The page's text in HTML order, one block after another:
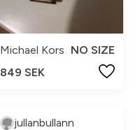
Michael Kors NO SIZE
849 SEK
jullanbullann